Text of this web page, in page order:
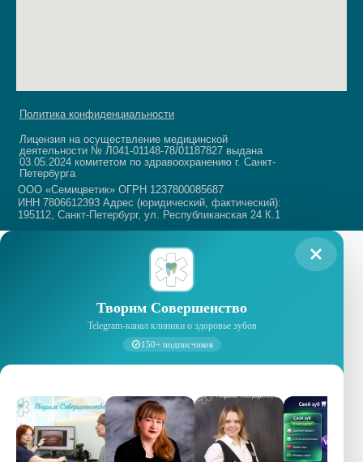
Творим Совершенство
Telegram-канал клиники о здоровье зубов
150+ подписчиков